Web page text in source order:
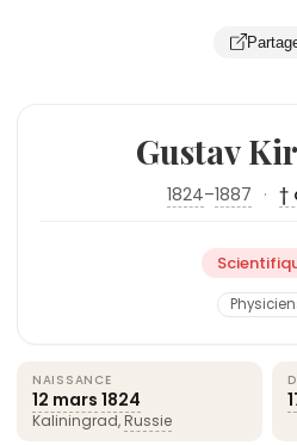
Gustav
1824–1887 · †
NAISSANCE
12 mars 1824
Kaliningrad, Russie